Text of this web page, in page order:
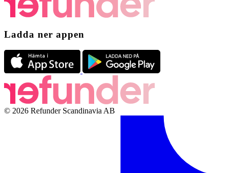
Ladda ner appen
© 2026 Refunder Scandinavia AB